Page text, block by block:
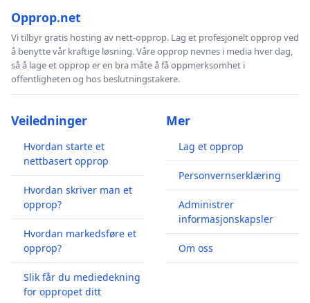
Opprop.net
Vi tilbyr gratis hosting av nett-opprop. Lag et profesjonelt opprop ved
å benytte vår kraftige løsning. Våre opprop nevnes i media hver dag,
så å lage et opprop er en bra måte å få oppmerksomhet i
offentligheten og hos beslutningstakere.
Veiledninger
Hvordan starte et
nettbasert opprop
Hvordan skriver man et
opprop?
Hvordan markedsføre et
opprop?
Slik får du mediedekning
for oppropet ditt
Mer
Lag et opprop
Personvernserklæring
Administrer
informasjonskapsler
Om oss